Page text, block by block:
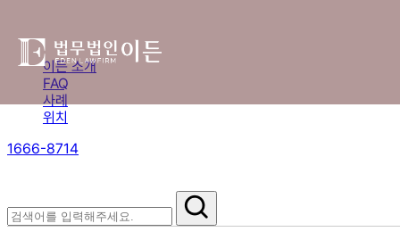
이든 소개
FAQ
사례
위치
1666-8714